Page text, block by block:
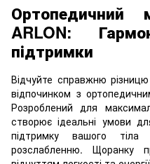
Ортопедичний
ARLON:
підтримки
Відчуйте справжню
відпочинком з
Розроблений для
створює ідеальні умови
підтримку вашого
розслабленню. Щоранку